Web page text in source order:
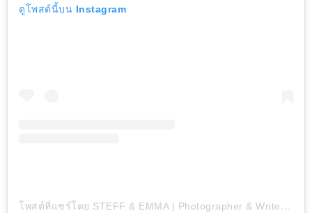
ดูโพสต์นี้บน Instagram
โพสต์ที่แชร์โดย STEFF & EMMA | Photographer & Writer (@inwanderment)